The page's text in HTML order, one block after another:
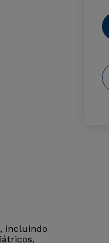
incluindo